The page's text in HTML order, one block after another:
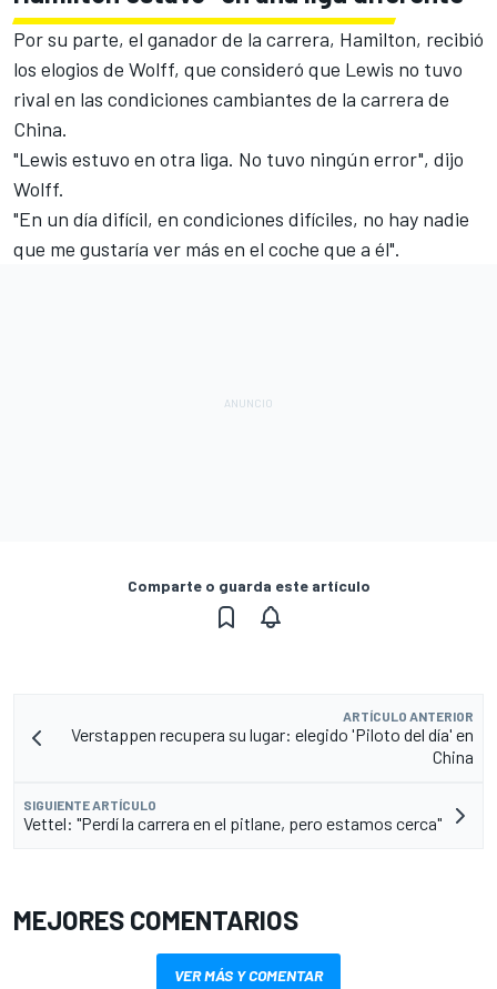
Por su parte, el ganador de la carrera, Hamilton, recibió
los elogios de Wolff, que consideró que Lewis no tuvo
rival en las condiciones cambiantes de la carrera de
China.
"Lewis estuvo en otra liga. No tuvo ningún error", dijo
Wolff.
"En un día difícil, en condiciones difíciles, no hay nadie
que me gustaría ver más en el coche que a él".
Comparte o guarda este artículo
ARTÍCULO ANTERIOR
Verstappen recupera su lugar: elegido 'Piloto del día' en
China
SIGUIENTE ARTÍCULO
Vettel: "Perdí la carrera en el pitlane, pero estamos cerca"
MEJORES COMENTARIOS
VER MÁS Y COMENTAR